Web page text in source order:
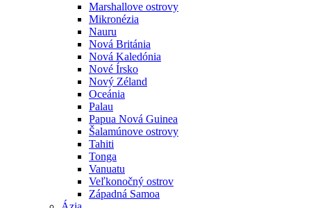
Marshallove ostrovy
Mikronézia
Nauru
Nová Británia
Nová Kaledónia
Nové Írsko
Nový Zéland
Oceánia
Palau
Papua Nová Guinea
Šalamúnove ostrovy
Tahiti
Tonga
Vanuatu
Veľkonočný ostrov
Západná Samoa